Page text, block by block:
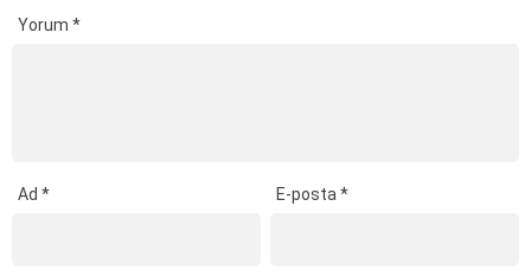
Yorum *
Ad * E-posta*